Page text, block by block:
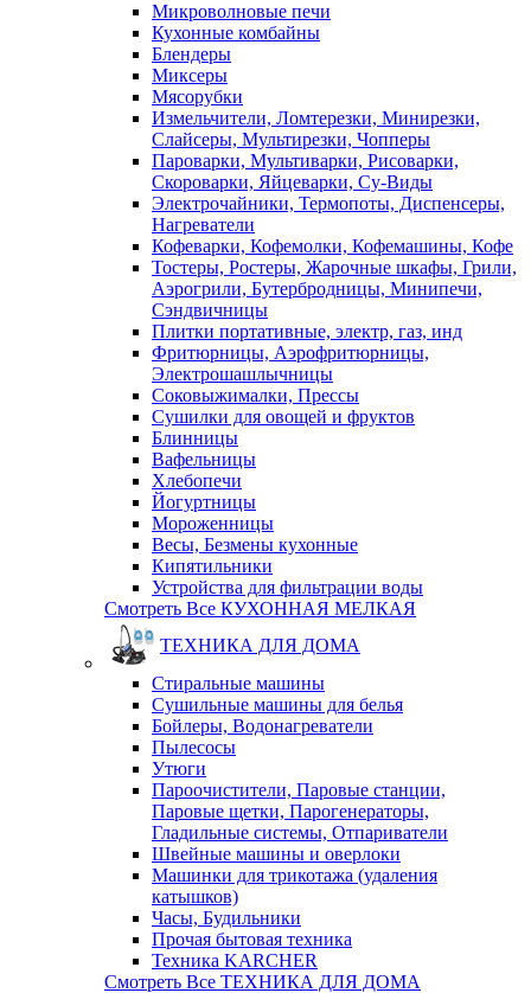
Микроволновые печи
Кухонные комбайны
Блендеры
Миксеры
Мясорубки
Измельчители, Ломтерезки, Минирезки,
Слайсеры, Мультирезки, Чопперы
Пароварки, Мультиварки, Рисоварки,
Скороварки, Яйцеварки, Су-Виды
Электрочайники, Термопоты, Диспенсеры,
Нагреватели
Кофеварки, Кофемолки, Кофемашины, Кофе
Тостеры, Ростеры, Жарочные шкафы, Грили,
Аэрогрили, Бутербродницы, Минипечи,
Сэндвичницы
Плитки портативные, электр, газ, инд
Фритюрницы, Аэрофритюрницы,
Электрошашлычницы
Соковыжималки, Прессы
Сушилки для овощей и фруктов
Блинницы
Вафельницы
Хлебопечи
Йогуртницы
Мороженницы
Весы, Безмены кухонные
Кипятильники
Устройства для фильтрации воды
Смотреть Все КУХОННАЯ МЕЛКАЯ
ТЕХНИКА ДЛЯ ДОМА
Стиральные машины
Сушильные машины для белья
Бойлеры, Водонагреватели
Пылесосы
Утюги
Пароочистители, Паровые станции,
Паровые щетки, Парогенераторы,
Гладильные системы, Отпариватели
Швейные машины и оверлоки
Машинки для трикотажа (удаления
катышков)
Часы, Будильники
Прочая бытовая техника
Техника KARCHER
Смотреть Все ТЕХНИКА ДЛЯ ДОМА